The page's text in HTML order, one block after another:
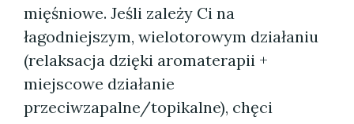
mięśniowe. Jeśli zależy Ci na
łagodniejszym, wielotorowym działaniu
(relaksacja dzięki aromaterapii +
miejscowe działanie
przeciwzapalne/topikalne), chęci